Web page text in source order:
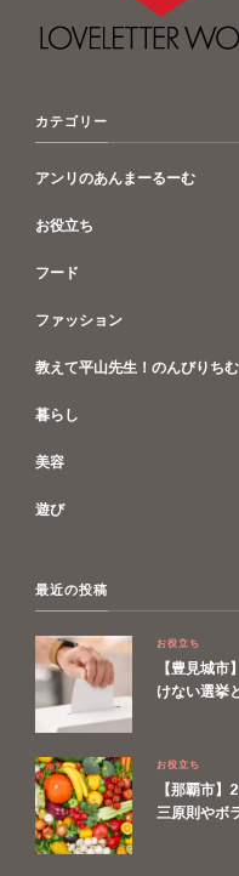
カテゴリー
アンリのあんまーるーむ
お役立ち
フード
ファッション
教えて平山先生！のんびりち
暮らし
美容
遊び
最近の投稿
お役立ち
【豊見城
けない選挙
お役立ち
【那覇市
三原則やボ